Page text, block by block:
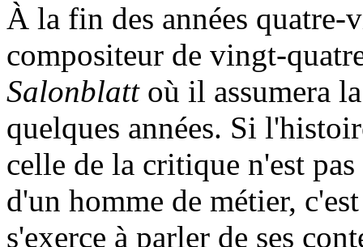
À la fin des années
compositeur de vingt-
Salonblattoù il assumera
quelques années. Si
celle de la critique n'est
d'un homme de métier,
s'exerce à parler de ses